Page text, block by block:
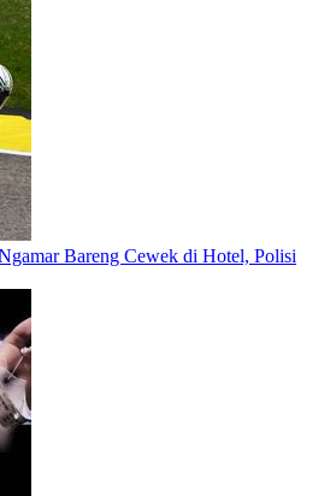
Bareng Cewek di Hotel, Polisi